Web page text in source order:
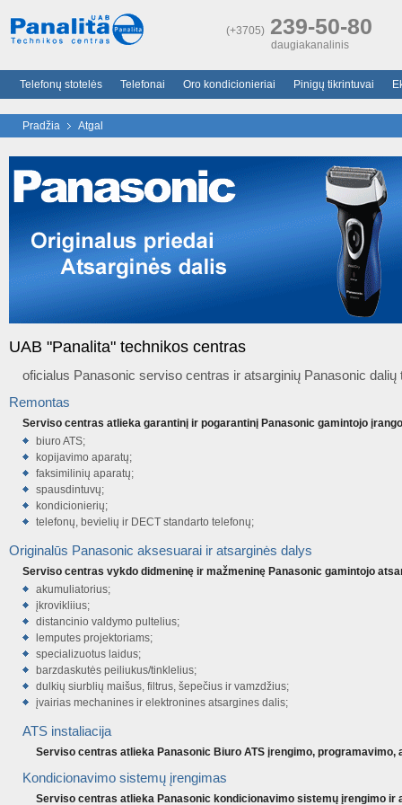
(+3705) 239-50-80
daugiakanalinis
Telefonų stotelės Telefonai Oro kondicionieriai Pinigų tikrintuvai
Pradžia Atgal
UAB "Panalita" technikos centras
oficialus Panasonic serviso centras ir atsarginių Panasonic
Remontas
Serviso centras atlieka garantinį ir pogarantinį Panasonic gamintojo
biuro ATS;
kopijavimo aparatų;
faksimilinių aparatų;
spausdintuvų;
kondicionierių;
telefonų, bevielių ir DECT standarto telefonų;
Originalūs Panasonic aksesuarai ir atsarginės dalys
Serviso centras vykdo didmeninę ir mažmeninę Panasonic gamintojo
akumuliatorius;
įkrovikliius;
distancinio valdymo pultelius;
lemputes projektoriams;
specializuotus laidus;
barzdaskutės peiliukus/tinklelius;
dulkių siurblių maišus, filtrus, šepečius ir vamzdžius;
įvairias mechanines ir elektronines atsargines dalis;
ATS instaliacija
Serviso centras atlieka Panasonic Biuro ATS įrengimo,
Kondicionavimo sistemų įrengimas
Serviso centras atlieka Panasonic kondicionavimo sistemų įrengimo ir